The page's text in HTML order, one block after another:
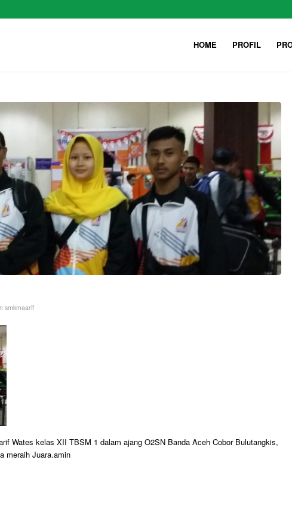
HOME PROFIL
smkmaarif
Wates kelas XII TBSM 1 dalam ajang O2SN Banda Aceh Cobor Bulutangkis,
meraih Juara.amin